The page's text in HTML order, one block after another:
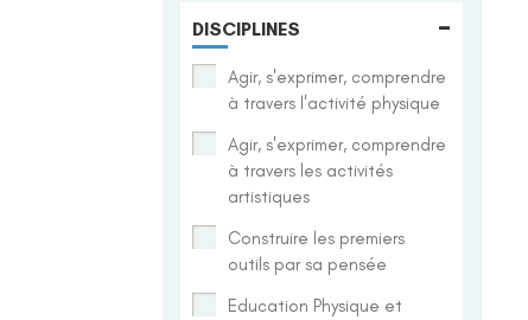
DISCIPLINES -
Agir, s'exprimer, comprendre
à travers l'activité physique
Agir, s'exprimer, comprendre
à travers les activités
artistiques
Construire les premiers
outils par sa pensée
Education Physique et